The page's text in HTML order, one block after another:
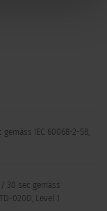
gemäss IEC 60068-2-58,
30 sec gemäss
020D, Level 1